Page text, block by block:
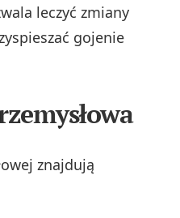
leczyć zmiany
gojenie
znajdują